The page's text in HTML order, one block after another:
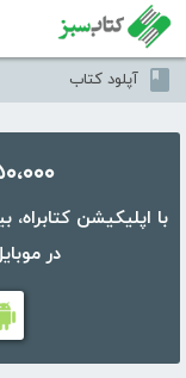
آپلود کتاب
۵۰،۰۰۰ کتاب در
در